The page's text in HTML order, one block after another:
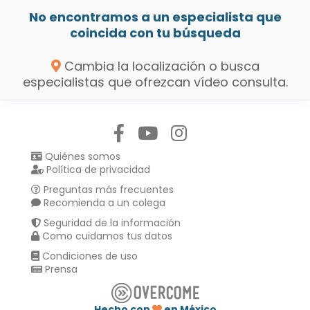
No encontramos a un especialista que
coincida con tu búsqueda
Cambia la localización o busca
especialistas que ofrezcan vídeo consulta.
Quiénes somos
Política de privacidad
Preguntas más frecuentes
Recomienda a un colega
Seguridad de la información
Como cuidamos tus datos
Condiciones de uso
Prensa